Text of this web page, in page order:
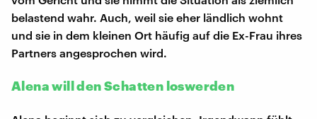
belastend wahr. Auch, weil sie eher ländlich wohnt
und sie in dem kleinen Ort häufig auf die Ex-Frau ihres
Partners angesprochen wird.
Alena will den Schatten loswerden